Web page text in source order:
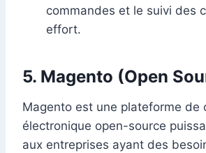
commandes et le suivi des
effort.
5. Magento (Open
Magento est une plateforme de
électronique open-source
aux entreprises ayant des